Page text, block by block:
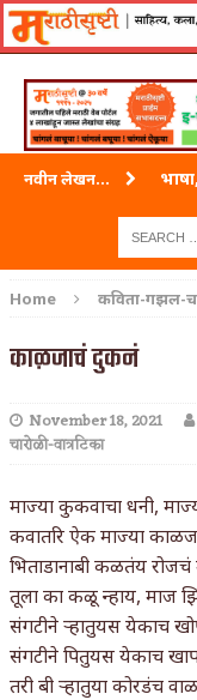
लॉग-इन
नवीन लेखन...
कसं
Home कविता-गझल-
काळजाचं दुकनं
November 18, 2021
चारोळी-वात्रटिका
माज्या कुकवाचा धनी,
कवातरि ऐक माज्या
भिताडानाबी कळतंय रोजचं
तूला का कळू न्हाय, माज
संगटीने ऱ्हातुयस येकाच
संगटीने पितुयस येकाच
तरी बी ऱ्हातुया कोरडंच